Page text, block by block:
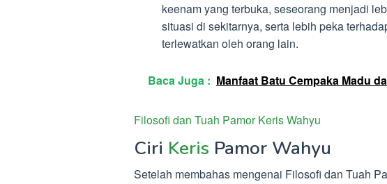
keenam yang terbuka, seseorang menjadi
situasi di sekitarnya, serta lebih peka
terlewatkan oleh orang lain.
Baca Juga : Manfaat Batu Cempaka Madu
Filosofi dan Tuah Pamor Keris Wahyu
Ciri Keris Pamor Wahyu
Setelah membahas mengenai Filosofi dan Tuah